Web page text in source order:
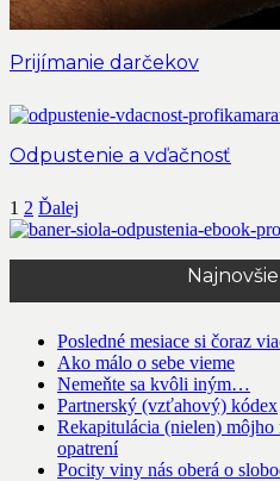
Prijímanie darčekov
Odpustenie a vďačnosť
1 2 Ďalej
Posledné mesiace si čoraz
Ako málo o sebe vieme
Nemeňte sa kvôli iným…
Partnerský (vzťahový) kódex
Rekapitulácia (nielen)
opatrení
Pocity viny nás oberá o